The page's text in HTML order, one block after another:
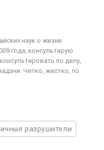
наук о жизни.
года, консультирую
по делу,
Четко, жестко, по
разрушители